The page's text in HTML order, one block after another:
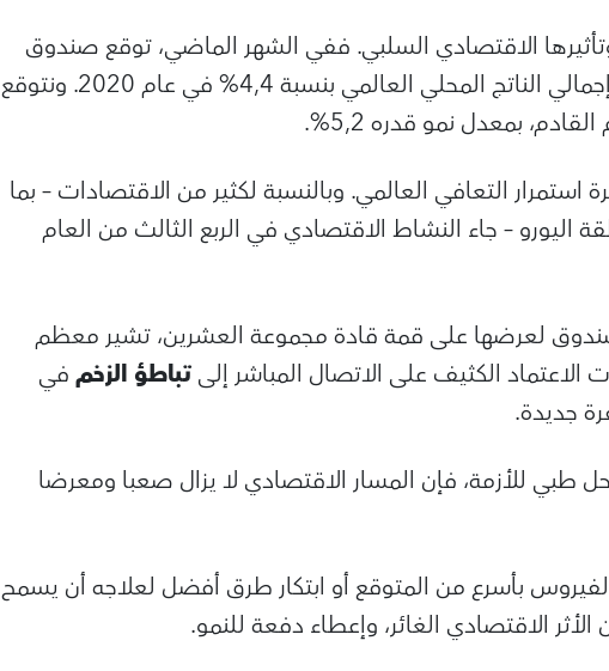
وتأثيرها الاقتصادي السلبي. ففي الشهر الماضي، توقع صندوق
النقد الدولي حدوث انكماش تاريخي في إجمالي الناتج المحلي العالمي بنسبة 4,4% في عام 2020. ونتوقع
بمعدل نمو قدره 5,2%.
استمرار التعافي العالمي. وبالنسبة لكثير من الاقتصادات – بما
اليورو – جاء النشاط الاقتصادي في الربع الثالث من العام
لعرضها على قمة قادة مجموعة العشرين، تشير معظم
الاعتماد الكثيف على الاتصال المباشر إلىتباطؤ الزخمفي
جديدة.
حل طبي للأزمة، فإن المسار الاقتصادي لا يزال صعبا ومعرضا
بأسرع من المتوقع أو ابتكار طرق أفضل لعلاجه أن يسمح
الاقتصادي الغائر، وإعطاء دفعة للنمو.